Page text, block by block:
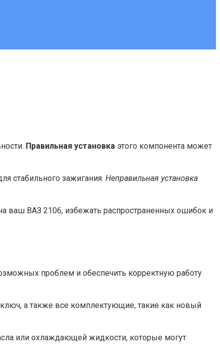
Правильная установка этого компонента может
стабильного зажигания. Неправильная установка
ваш ВАЗ 2106, избежать распространенных ошибок и
проблем и обеспечить корректную работу
а также все комплектующие, такие как новый
или охлаждающей жидкости, которые могут